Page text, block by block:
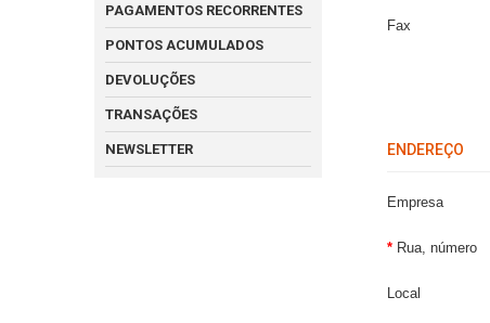
PAGAMENTOS RECORRENTES
PONTOS ACUMULADOS
DEVOLUÇÕES
TRANSAÇÕES
NEWSLETTER
Fax
ENDEREÇO
Empresa
Rua, número
Local